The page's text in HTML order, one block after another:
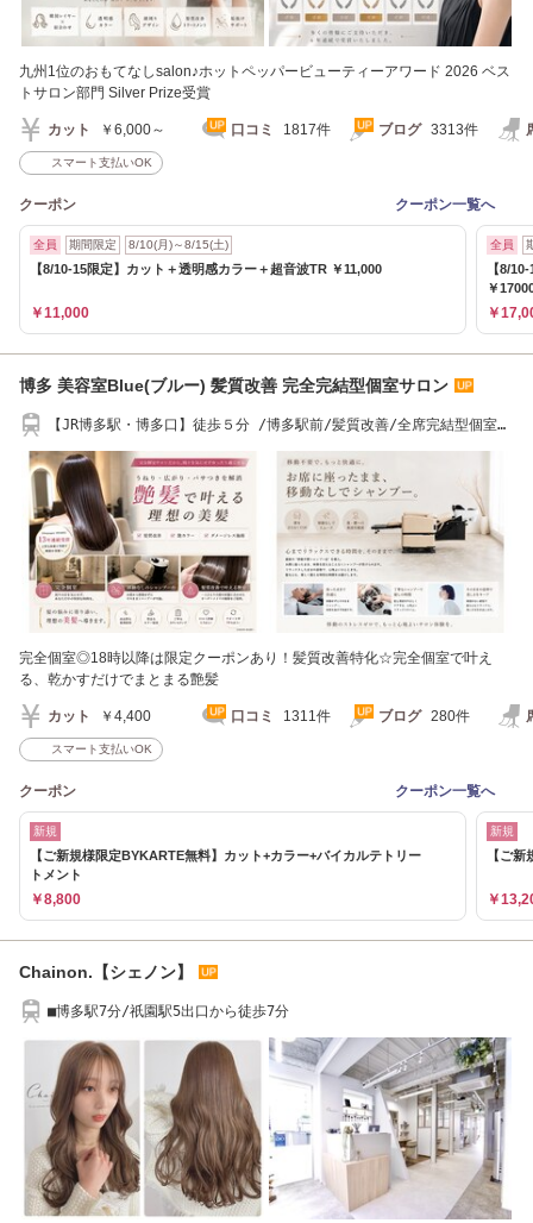
九州1位のおもてなしsalon♪ホットペッパービューティーアワード 2026 ベス
トサロン部門 Silver Prize受賞
カット ￥6,000～ 口コミ 1817件 ブログ 3313件
スマート支払いOK
クーポン クーポン一覧へ
全員 期間限定 8/10(月)～8/15(土)
【8/10-15限定】カット＋透明感カラー＋超音波TR ￥11,000
￥11,000
全員
【8/
￥
￥
博多 美容室Blue(ブルー) 髪質改善 完全完結型個室サロン
【JR博多駅・博多口】徒歩５分 /博多駅前/髪質改善/全席完結型個室型
完全個室◎18時以降は限定クーポンあり！髪質改善特化☆完全個室で叶え
る、乾かすだけでまとまる艶髪
カット ￥4,400 口コミ 1311件 ブログ 280件
スマート支払いOK
クーポン クーポン一覧へ
新規
【ご新規様限定BYKARTE無料】カット+カラー+バイカルテトリー
トメント
￥8,800
新規
【ご
￥
Chainon.【シェノン】
■博多駅7分/祇園駅5出口から徒歩7分